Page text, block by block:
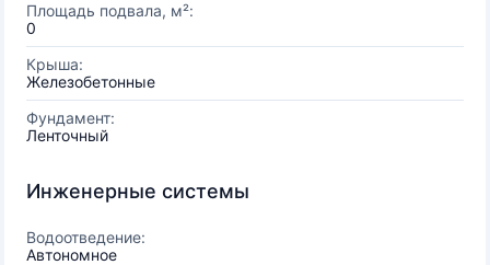
Площадь подвала, м²:
0
Крыша:
Железобетонные
Фундамент:
Ленточный
Инженерные системы
Водоотведение:
Автономное